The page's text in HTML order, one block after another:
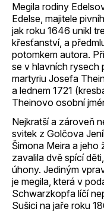
Megila rodiny
Edelse, majitele
jak roku 1646 unikl
křesťanství, a
potomkem autora.
se v hlavních rysech
martyriu Josefa
a lednem 1721
Theinovo osobní
Nejkratší a zároveň
svitek z Golčova
Šimona Meira a
zavalila dvě spící
úhony. Jediným
je megila, která v
Schwarzkopfa líčí
Sušici na jaře roku